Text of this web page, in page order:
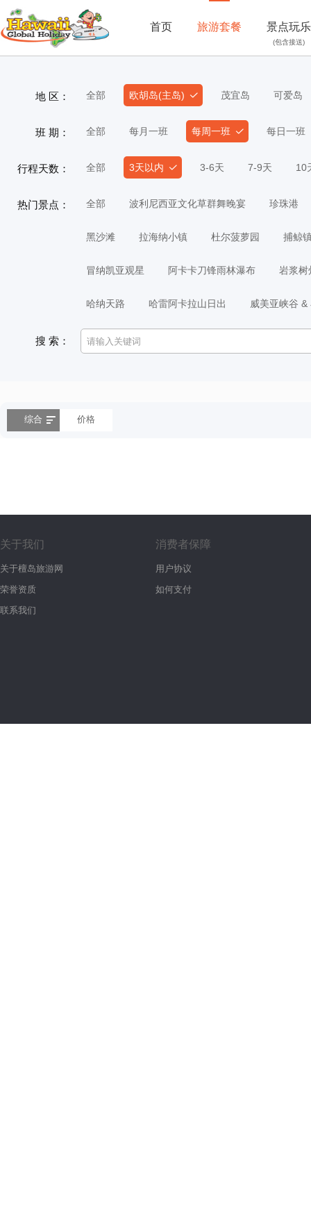
首页 旅游套餐 景点玩乐
(包含接送)
地 区： 全部 欧胡岛(主岛) 茂宜岛 可爱岛
班 期： 全部 每月一班 每周一班 每日一班
行程天数： 全部 3天以内 3-6天 7-9天 10
热门景点： 全部 波利尼西亚文化草群舞晚宴 珍珠港
黑沙滩 拉海纳小镇 杜尔菠萝园 捕鲸
冒纳凯亚观星 阿卡卡刀锋雨林瀑布 岩浆树
哈纳天路 哈雷阿卡拉山日出 威美亚峡谷 &
搜 索：
综合 价格
关于我们
关于檀岛旅游网
荣誉资质
联系我们
消费者保障
用户协议
如何支付